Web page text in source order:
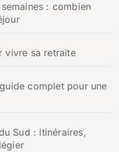
: combien
vivre sa retraite
complet pour une
Sud : itinéraires,